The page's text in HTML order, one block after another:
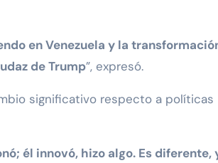
en Venezuela y la
de Trump”, expresó.
significativo respecto a políticas
él innovó, hizo algo. Es diferente,